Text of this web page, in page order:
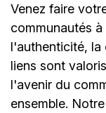
Venez faire
communautés
l'authenticité, la
liens sont
l'avenir du
ensemble.